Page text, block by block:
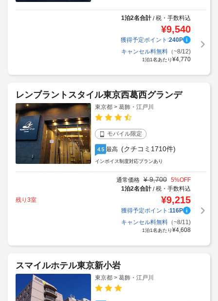
1泊2名合計/税・手数料込
¥9,540
獲得予定ポイント:240P
キャンセル料無料（~8/12)
1泊1名あたり¥4,770
レンブラントスタイル東京西葛西グランデ
東京都 > 葛飾・江戸川
モバイル限定
4.5 最高 (クチコミ1710件)
インボイス制度対応プランあり
通常価格 ¥ 9,700 5%OFF
1泊2名合計/税・手数料込
残り3室
¥9,215
獲得予定ポイント:116P
キャンセル料無料（~8/11)
1泊1名あたり¥4,608
スマイルホテル東京新小岩
東京都 > 葛飾・江戸川